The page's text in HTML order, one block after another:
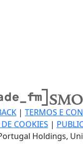
| TERMOS E
COOKIES |
Holdings,